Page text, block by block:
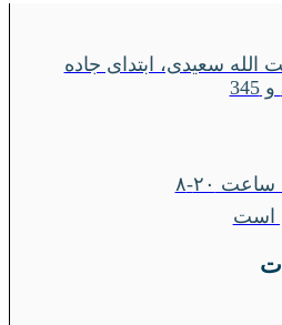
الله سعیدی، ابتدای جاده
۲۰-۸
است